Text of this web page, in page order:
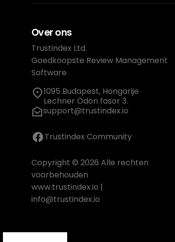
Over ons
Trustindex Ltd.
Goedkoopste Review Management
Software
1095 Budapest, Hongarije
Lechner Ödön fasor 3.
support@trustindex.io
Trustindex Community
Copyright © 2026 Alle rechten
voorbehouden
www.trustindex.io |
info@trustindex.io